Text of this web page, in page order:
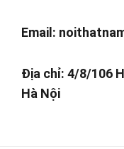
Email:
Địa chỉ: 4/8/106
Hà Nội